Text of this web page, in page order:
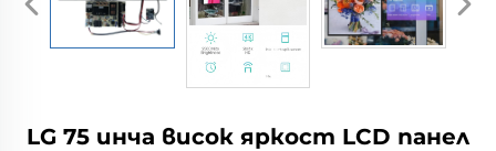
LG 75 инча висок яркост LCD панел